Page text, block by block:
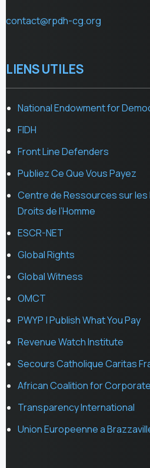
contact@rpdh-cg.org
LIENS UTILES
National Endowment for
FIDH
Front Line Defenders
Publiez Ce Que Vous Payez
Centre de Ressources sur
Droits de l’Homme
ESCR-NET
Global Rights
Global Witness
OMCT
PWYP | Publish What You Pay
Revenue Watch Institute
Secours Catholique Caritas
African Coalition for
Transparency International
Union Europeenne a